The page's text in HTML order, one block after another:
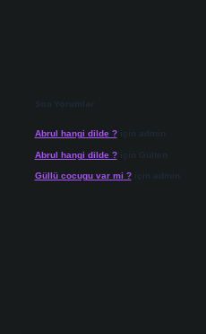
Son Yorumlar
Abrul hangi dilde ?için admin
Abrul hangi dilde ?için Gülten
Güllü cocugu var mi ?için admin